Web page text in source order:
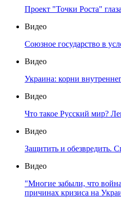
Проект "Точки Роста"
Видео
Союзное государство в
Видео
Украина: корни
Видео
Что такое Русский мир?
Видео
Защитить и обезвредить.
Видео
"Многие забыли, что
причинах кризиса на